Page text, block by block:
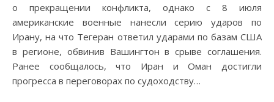
о прекращении конфликта, однако с 8 июля
американские военные нанесли серию ударов по
Ирану, на что Тегеран ответил ударами по базам США
в регионе, обвинив Вашингтон в срыве соглашения.
Ранее сообщалось, что Иран и Оман достигли
прогресса в переговорах по судоходству…